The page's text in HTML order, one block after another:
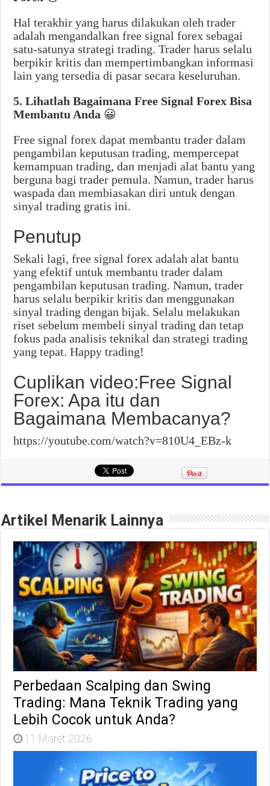
Hal terakhir yang harus dilakukan oleh trader
adalah mengandalkan free signal forex sebagai
satu-satunya strategi trading. Trader harus selalu
berpikir kritis dan mempertimbangkan informasi
lain yang tersedia di pasar secara keseluruhan.
5. Lihatlah Bagaimana Free Signal Forex Bisa
Membantu Anda 😀
Free signal forex dapat membantu trader dalam
pengambilan keputusan trading, mempercepat
kemampuan trading, dan menjadi alat bantu yang
berguna bagi trader pemula. Namun, trader harus
waspada dan membiasakan diri untuk dengan
sinyal trading gratis ini.
Penutup
Sekali lagi, free signal forex adalah alat bantu
yang efektif untuk membantu trader dalam
pengambilan keputusan trading. Namun, trader
harus selalu berpikir kritis dan menggunakan
sinyal trading dengan bijak. Selalu melakukan
riset sebelum membeli sinyal trading dan tetap
fokus pada analisis teknikal dan strategi trading
yang tepat. Happy trading!
Cuplikan video:Free Signal
Forex: Apa itu dan
Bagaimana Membacanya?
https://youtube.com/watch?v=810U4_EBz-k
Artikel Menarik Lainnya
Perbedaan Scalping dan Swing
Trading: Mana Teknik Trading yang
Lebih Cocok untuk Anda?
11 Maret 2026